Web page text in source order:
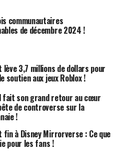
PS2 simplifié qui a su
de devenir un Messi
présentés sous
y compris la
soulève des questions sur
joueur rate une action, sera-
jeu ? Quelles mécaniques
constamment réaliser des
avec
bon signe pour tout jeu de
Potterou non.
communautaires
de décembre 2024 !
lève 3,7 millions de dollars pour
soutien aux jeux Roblox !
fait son grand retour au cœur
de controverse sur la
!
fin à Disney Mirrorverse : Ce que
pour les fans !